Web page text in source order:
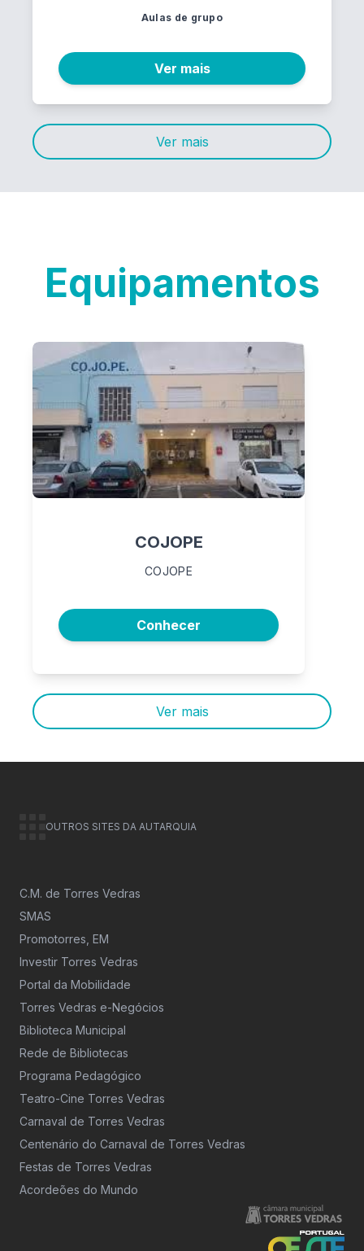
Aulas de grupo
Ver mais
Ver mais
Equipamentos
COJOPE
COJOPE
Conhecer
Ver mais
OUTROS SITES DA AUTARQUIA
C.M. de Torres Vedras
SMAS
Promotorres, EM
Investir Torres Vedras
Portal da Mobilidade
Torres Vedras e-Negócios
Biblioteca Municipal
Rede de Bibliotecas
Programa Pedagógico
Teatro-Cine Torres Vedras
Carnaval de Torres Vedras
Centenário do Carnaval de Torres Vedras
Festas de Torres Vedras
Acordeões do Mundo